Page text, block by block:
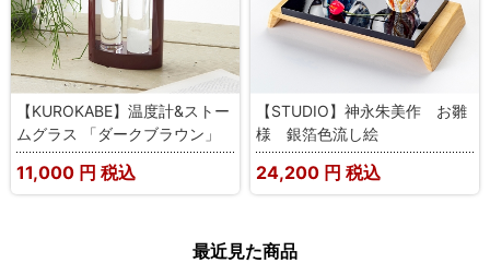
【KUROKABE】温度計&ストー
ムグラス 「ダークブラウン」
11,000 円 税込
【STUDIO】神永朱美作 お雛
様 銀箔色流し絵
24,200 円 税込
最近見た商品